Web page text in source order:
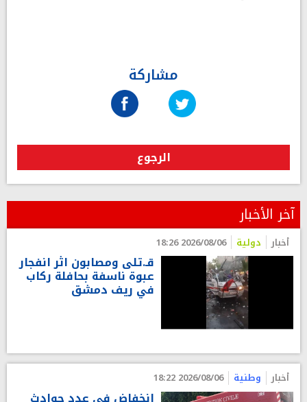
مشاركة
الرجوع
آخر الأخبار
أخبار دولية 2026/08/06 18:26
قـ.تلى ومصابون اثر انفجار
عبوة ناسفة بحافلة ركاب
في ريف دمشق
أخبار وطنية 2026/08/06 18:22